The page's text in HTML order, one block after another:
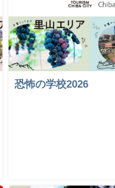
恐怖の学校2026